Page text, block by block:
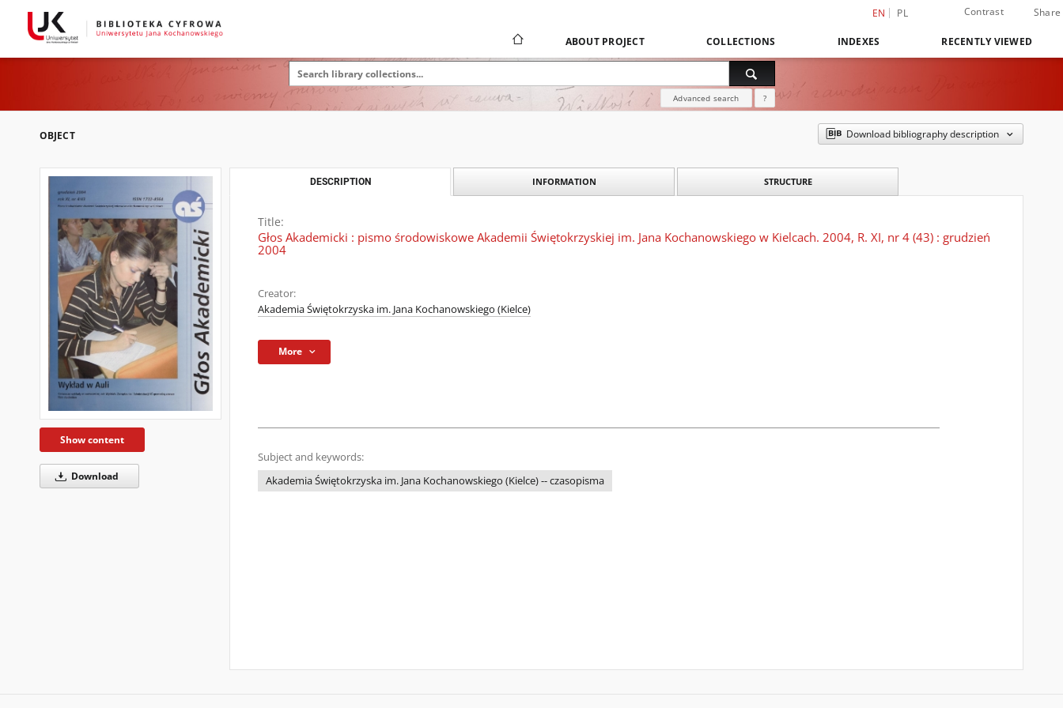
EN PL Contrast Share
ABOUT PROJECT COLLECTIONS INDEXES RECENTLY VIEWED
Advanced search ?
OBJECT Download bibliography description
Show content
Download
DESCRIPTION INFORMATION STRUCTURE
Title:
Głos Akademicki : pismo środowiskowe Akademii Świętokrzyskiej im. Jana Kochanowskiego w Kielcach. 2004, R. XI, nr 4 (43) : grudzień
2004
Creator:
Akademia Świętokrzyska im. Jana Kochanowskiego (Kielce)
More
Subject and keywords:
Akademia Świętokrzyska im. Jana Kochanowskiego (Kielce) -- czasopisma